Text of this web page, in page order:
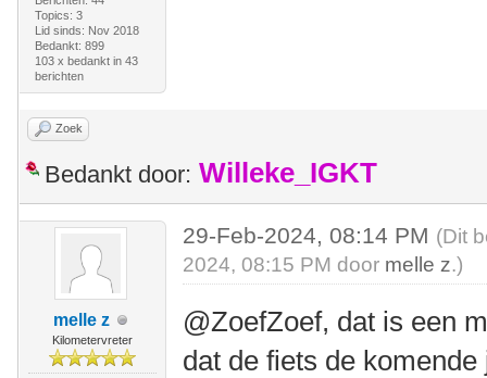
Topics: 3
Lid sinds: Nov 2018
Bedankt: 899
103 x bedankt in 43
berichten
Zoek
Bedankt door: Willeke_IGKT
melle z
Kilometervreter
29-Feb-2024, 08:14 PM (Dit
2024, 08:15 PM door melle z.)
@ZoefZoef, dat is een
dat de fiets de